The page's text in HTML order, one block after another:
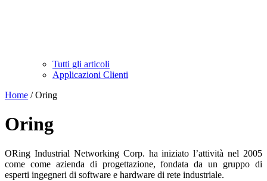
Tutti gli articoli
Applicazioni Clienti
Home / Oring
Oring
ORing Industrial Networking Corp. ha iniziato l’attività nel 2005
come come azienda di progettazione, fondata da un gruppo di
esperti ingegneri di software e hardware di rete industriale.